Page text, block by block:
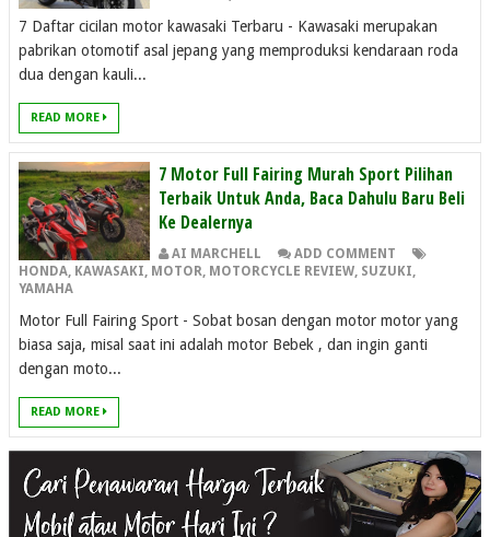
7 Daftar cicilan motor kawasaki Terbaru - Kawasaki merupakan
pabrikan otomotif asal jepang yang memproduksi kendaraan roda
dua dengan kauli...
READ MORE
7 Motor Full Fairing Murah Sport Pilihan
Terbaik Untuk Anda, Baca Dahulu Baru Beli
Ke Dealernya
AI MARCHELL
ADD COMMENT
HONDA, KAWASAKI, MOTOR, MOTORCYCLE REVIEW, SUZUKI,
YAMAHA
Motor Full Fairing Sport - Sobat bosan dengan motor motor yang
biasa saja, misal saat ini adalah motor Bebek , dan ingin ganti
dengan moto...
READ MORE